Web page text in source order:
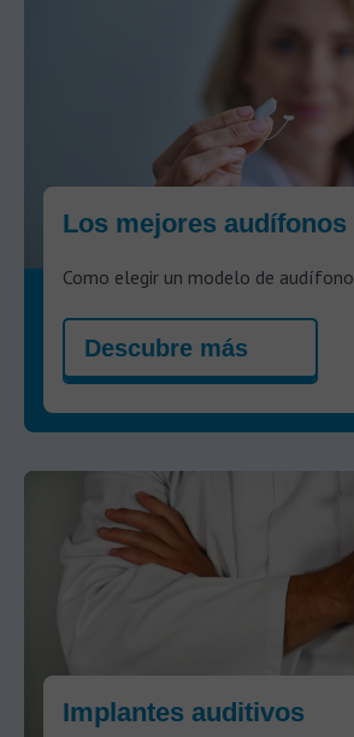
Los mejores audífonos
Como elegir un modelo de audífono
Descubre más
Implantes auditivos